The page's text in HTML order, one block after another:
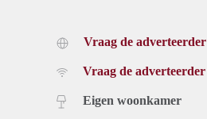
Vraag de adverteerder
Vraag de adverteerder
Eigen woonkamer